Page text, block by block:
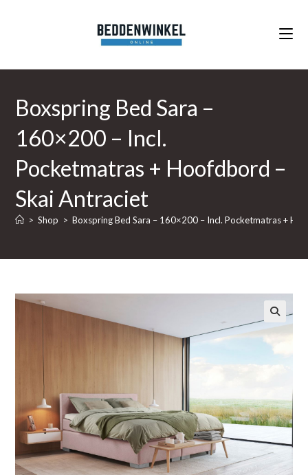
Boxspring Bed Sara –
160×200 – Incl.
Pocketmatras + Hoofdbord –
Skai Antraciet
> Shop > Boxspring Bed Sara – 160×200 – Incl. Pocketmatras +
🔍